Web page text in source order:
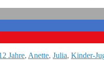
Jahre, Anette, Julia, Kinder-